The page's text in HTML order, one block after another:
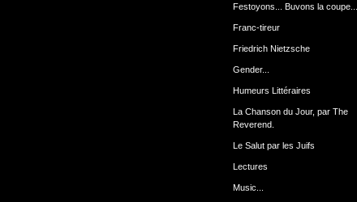
Festoyons... Buvons la coupe...
Franc-tireur
Friedrich Nietzsche
Gender...
Humeurs Littéraires
La Chanson du Jour, par The
Reverend.
Le Salut par les Juifs
Lectures
Music...